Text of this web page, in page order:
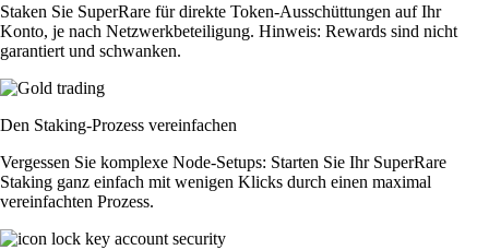
Staken Sie SuperRare für direkte Token-Ausschüttungen auf Ihr
Konto, je nach Netzwerkbeteiligung. Hinweis: Rewards sind nicht
garantiert und schwanken.
Den Staking-Prozess vereinfachen
Vergessen Sie komplexe Node-Setups: Starten Sie Ihr SuperRare
Staking ganz einfach mit wenigen Klicks durch einen maximal
vereinfachten Prozess.